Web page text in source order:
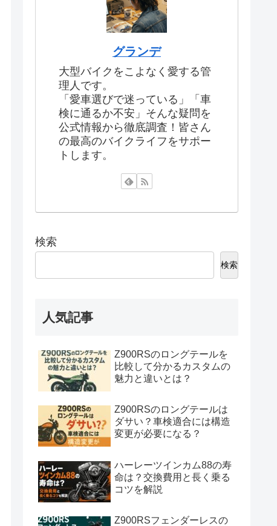
グランデ
大型バイクをこよなく愛する管
理人です。
「愛車選びで迷っている」「車
検に通るか不安」そんな疑問を
公式情報から徹底調査！皆さん
の最高のバイクライフをサポー
トします。
検索
検索
人気記事
Z900RSのロングテールを
比較して分かるカスタムの
魅力と違いとは？
Z900RSのロングテールは
ダサい？車検適合には構造
変更が必要になる？
ハーレーツインカム88の寿
命は？交換費用と長く乗る
コツを解説
Z900RSフェンダーレスの